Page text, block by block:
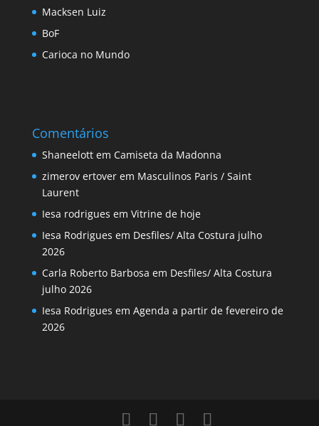
Macksen Luiz
BoF
Carioca no Mundo
Comentários
Shaneelottem Camiseta da Madonna
zimerov ertoverem Masculinos Paris / Saint
Laurent
Iesa rodrigues em Vitrine de hoje
Iesa Rodrigues em Desfiles/ Alta Costura julho
2026
Carla Roberto Barbosa em Desfiles/ Alta Costura
julho 2026
Iesa Rodrigues em Agenda a partir de fevereiro de
2026